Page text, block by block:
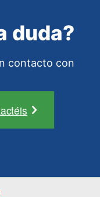
duda?
contacto con